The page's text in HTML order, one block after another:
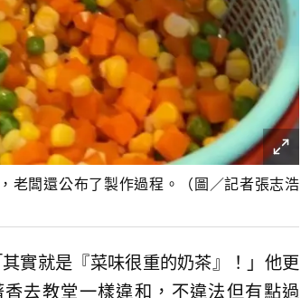
老闆還公布了製作過程。（圖／記者張志浩
實就是『菜味很重的奶茶』！」他更
去教堂一樣違和，不違法但有點過